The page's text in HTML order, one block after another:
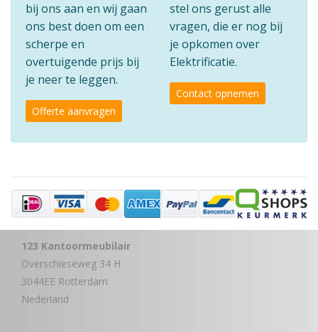
bij ons aan en wij gaan
ons best doen om een
scherpe en
overtuigende prijs bij
je neer te leggen.
Offerte aanvragen
stel ons gerust alle
vragen, die er nog bij
je opkomen over
Elektrificatie.
Contact opnemen
123 Kantoormeubilair
Overschieseweg 34 H
3044EE Rotterdam
Nederland